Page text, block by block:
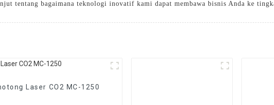
tentang bagaimana teknologi inovatif kami dapat membawa bisnis Anda ke
Laser CO2 MC-1250